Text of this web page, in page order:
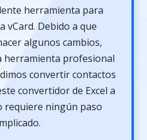
herramienta para
vCard. Debido a que
algunos cambios,
herramienta profesional
convertir contactos
convertidor de Excel a
requiere ningún paso